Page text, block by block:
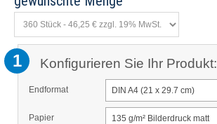
1 Konfigurieren Sie Ihr Produkt:
Endformat DIN A4 (21 x 29.7 cm)
Papier 135 g/m² Bilderdruck matt